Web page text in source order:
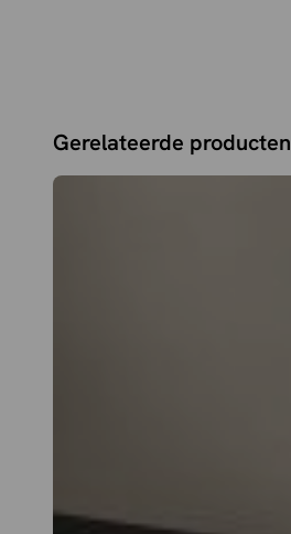
Gerelateerde producten